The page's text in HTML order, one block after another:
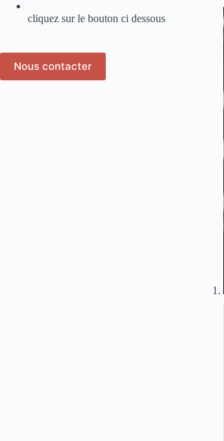
cliquez sur le bouton ci dessous
Nous contacter